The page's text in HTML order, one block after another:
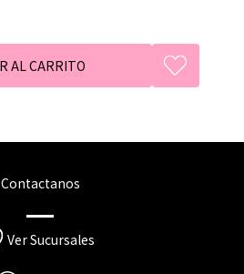
Contactanos
Ver Sucursales